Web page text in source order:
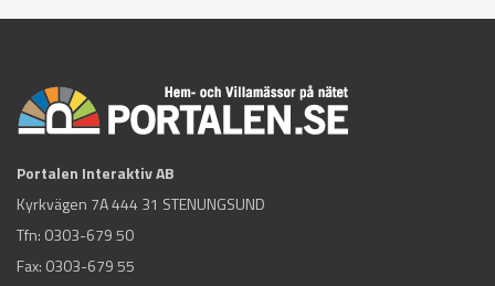
Portalen Interaktiv AB
Kyrkvägen 7A 444 31 STENUNGSUND
Tfn: 0303-679 50
Fax: 0303-679 55